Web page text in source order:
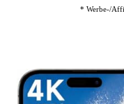
* Werbe-/